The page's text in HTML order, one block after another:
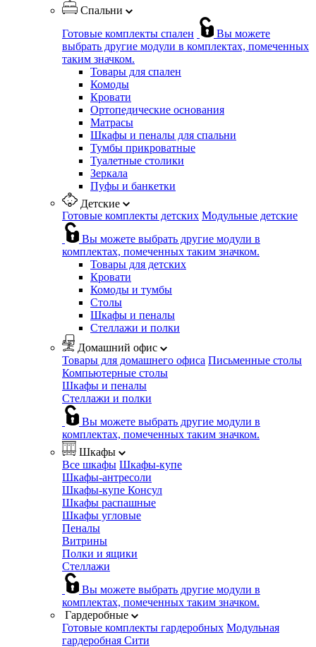
Спальни
Готовые комплекты спален
Вы можете
выбрать другие модули в комплектах, помеченных
таким значком.
Товары для спален
Комоды
Кровати
Ортопедические основания
Матрасы
Шкафы и пеналы для спальни
Тумбы прикроватные
Туалетные столики
Зеркала
Пуфы и банкетки
Детские
Готовые комплекты детских Модульные детские
Вы можете выбрать другие модули в
комплектах, помеченных таким значком.
Товары для детских
Кровати
Комоды и тумбы
Столы
Шкафы и пеналы
Стеллажи и полки
Домашний офис
Товары для домашнего офиса Письменные столы
Компьютерные столы
Шкафы и пеналы
Стеллажи и полки
Вы можете выбрать другие модули в
комплектах, помеченных таким значком.
Шкафы
Все шкафы Шкафы-купе
Шкафы-антресоли
Шкафы-купе Консул
Шкафы распашные
Шкафы угловые
Пеналы
Витрины
Полки и ящики
Стеллажи
Вы можете выбрать другие модули в
комплектах, помеченных таким значком.
Гардеробные
Готовые комплекты гардеробных Модульная
гардеробная Сити